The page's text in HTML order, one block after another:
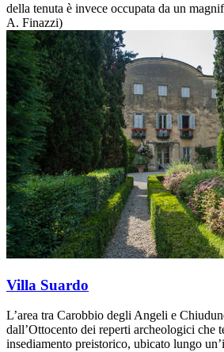
della tenuta è invece occupata da un
A. Finazzi)
Villa Suardo
L’area tra Carobbio degli Angeli e
dall’Ottocento dei reperti archeologici che
insediamento preistorico, ubicato lungo